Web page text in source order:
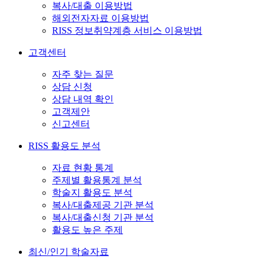
복사/대출 이용방법
해외전자자료 이용방법
RISS 정보취약계층 서비스 이용방법
고객센터
자주 찾는 질문
상담 신청
상담 내역 확인
고객제안
신고센터
RISS 활용도 분석
자료 현황 통계
주제별 활용통계 분석
학술지 활용도 분석
복사/대출제공 기관 분석
복사/대출신청 기관 분석
활용도 높은 주제
최신/인기 학술자료